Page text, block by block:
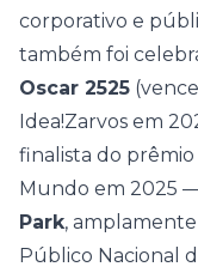
corporativo e
também foi
Oscar 2525
Idea!Zarvos em
finalista do prêmio
Mundo em 2025
Park,
Público Nacional